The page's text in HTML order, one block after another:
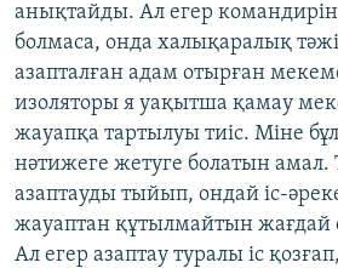
анықтайды. Ал егер
болмаса, онда халықаралық
азапталған адам отырған
изоляторы я уақытша қамау
жауапқа тартылуы тиіс. Міне
нәтижеге жетуге болатын амал.
азаптауды тыйып, ондай іс-
жауаптан құтылмайтын жағдай
Ал егер азаптау туралы іс